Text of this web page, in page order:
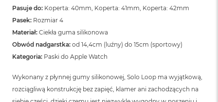
Pasuje do: Koperta: 40mm, Koperta: 41mm, Koperta: 42mm
Pasek: Rozmiar 4
Materiał: Ciekła guma silikonowa
Obwód nadgarstka: od 14,4cm (luźny) do 15cm (sportowy)
Kategoria: Paski do Apple Watch
Wykonany z płynnej gumy silikonowej, Solo Loop ma wyjątkową,
rozciągliwą konstrukcję bez zapięć, klamer ani zachodzących na